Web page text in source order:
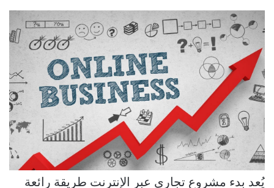
يُعد بدء مشروع تجاري عبر الإنترنت طريقة رائعة